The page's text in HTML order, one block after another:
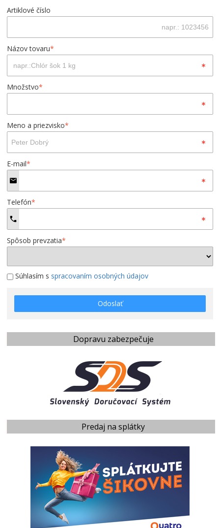
Artiklové číslo
Názov tovaru*
Množstvo*
Meno a priezvisko*
E-mail*
Telefón*
Spôsob prevzatia*
Súhlasím s spracovaním osobných údajov
Odoslať
Dopravu zabezpečuje
Predaj na splátky